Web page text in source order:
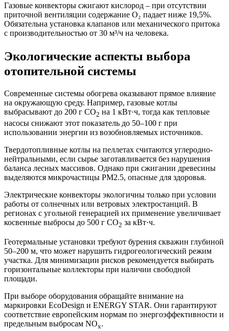
Газовые конвекторы сжигают кислород – при отсутствии
приточной вентиляции содержание O₂ падает ниже 19,5%.
Обязательна установка клапанов или механического притока
с производительностью от 30 м³/ч на человека.
Экологические аспекты выбора
отопительной системы
Современные системы обогрева оказывают прямое влияние
на окружающую среду. Например, газовые котлы
выбрасывают до 200 г CO2 на 1 кВт·ч, тогда как тепловые
насосы снижают этот показатель до 50–100 г при
использовании энергии из возобновляемых источников.
Твердотопливные котлы на пеллетах считаются углеродно-
нейтральными, если сырье заготавливается без нарушения
баланса лесных массивов. Однако при сжигании древесины
выделяются микрочастицы PM2.5, опасные для здоровья.
Электрические конвекторы экологичны только при условии
работы от солнечных или ветровых электростанций. В
регионах с угольной генерацией их применение увеличивает
косвенные выбросы до 500 г CO2 за кВт·ч.
Геотермальные установки требуют бурения скважин глубиной
50–200 м, что может нарушить гидрогеологический режим
участка. Для минимизации рисков рекомендуется выбирать
горизонтальные коллекторы при наличии свободной
площади.
При выборе оборудования обращайте внимание на
маркировки EcoDesign и ENERGY STAR. Они гарантируют
соответствие европейским нормам по энергоэффективности и
предельным выбросам NOx.